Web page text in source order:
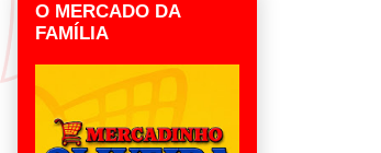
O MERCADO DA
FAMÍLIA